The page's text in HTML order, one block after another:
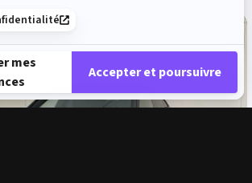
mes
Accepter et poursuivre
du Consentement : Personnalisez vos